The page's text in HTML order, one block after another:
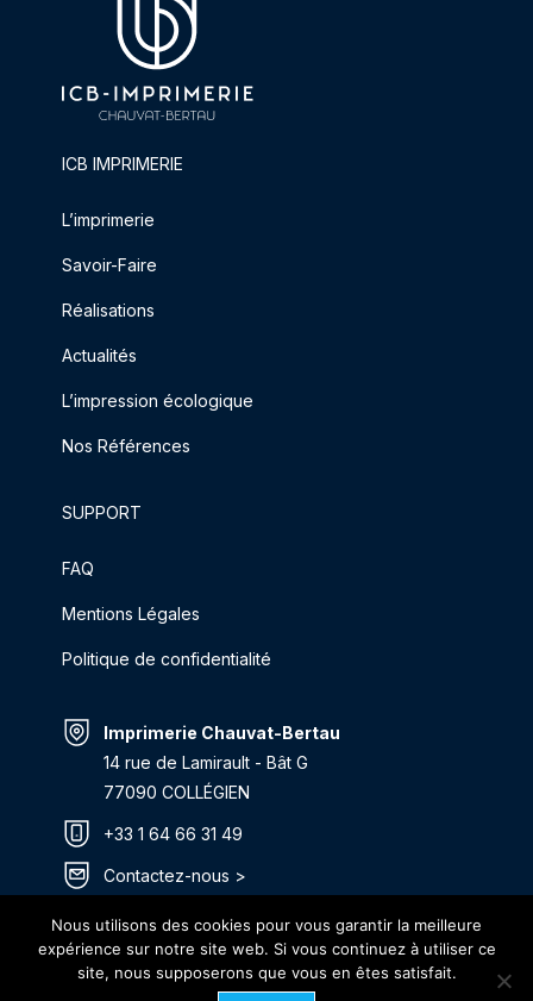
ICB IMPRIMERIE
L’imprimerie
Savoir-Faire
Réalisations
Actualités
L’impression écologique
Nos Références
SUPPORT
FAQ
Mentions Légales
Politique de confidentialité
Imprimerie Chauvat-Bertau
14 rue de Lamirault - Bât G
77090 COLLÉGIEN
+33 1 64 66 31 49
Contactez-nous >
Itinéraire >
Nous utilisons des cookies pour vous garantir la meilleure
expérience sur notre site web. Si vous continuez à utiliser ce
site, nous supposerons que vous en êtes satisfait.